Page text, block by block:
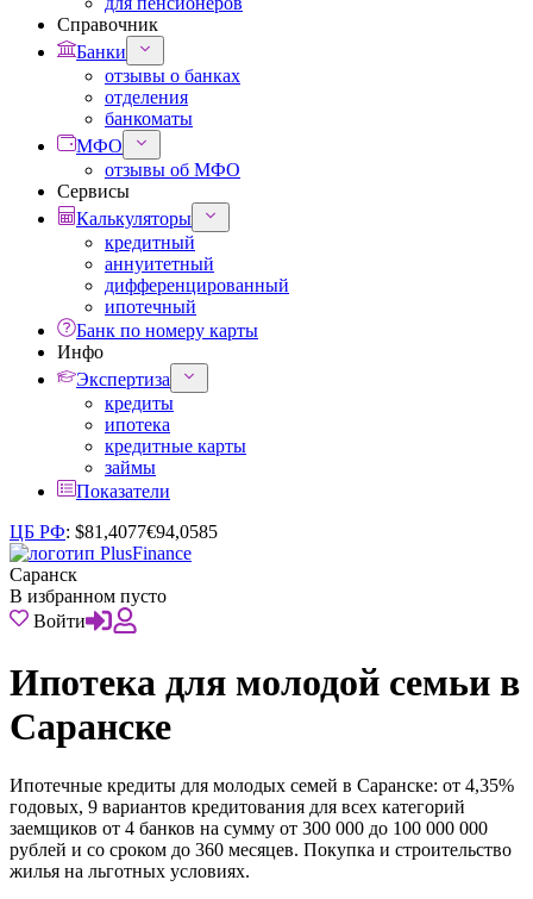
Справочник
Банки
отзывы о банках
отделения
банкоматы
МФО
отзывы об МФО
Сервисы
Калькуляторы
кредитный
аннуитетный
дифференцированный
ипотечный
Банк по номеру карты
Инфо
Экспертиза
кредиты
ипотека
кредитные карты
займы
Показатели
ЦБ РФ: $81,4077€94,0585
Саранск
В избранном пусто
Войти
Ипотека для молодой семьи в
Саранске
Ипотечные кредиты для молодых семей в Саранске: от 4,35%
годовых, 9 вариантов кредитования для всех категорий
заемщиков от 4 банков на сумму от 300 000 до 100 000 000
рублей и со сроком до 360 месяцев. Покупка и строительство
жилья на льготных условиях.